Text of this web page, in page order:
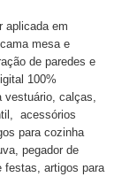
aplicada em
mesa e
de paredes e
100%
calças,
acessórios
para cozinha
pegador de
festas, artigos para